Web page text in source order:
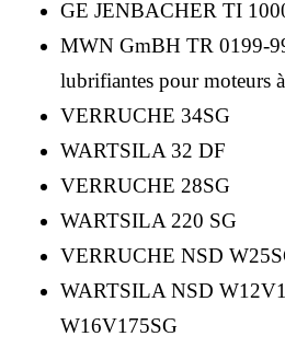
GE JENBACHER TI
MWN GmBH TR 0199-
lubrifiantes pour moteurs
VERRUCHE 34SG
WARTSILA 32 DF
VERRUCHE 28SG
WARTSILA 220 SG
VERRUCHE NSD
WARTSILA NSD
W16V175SG